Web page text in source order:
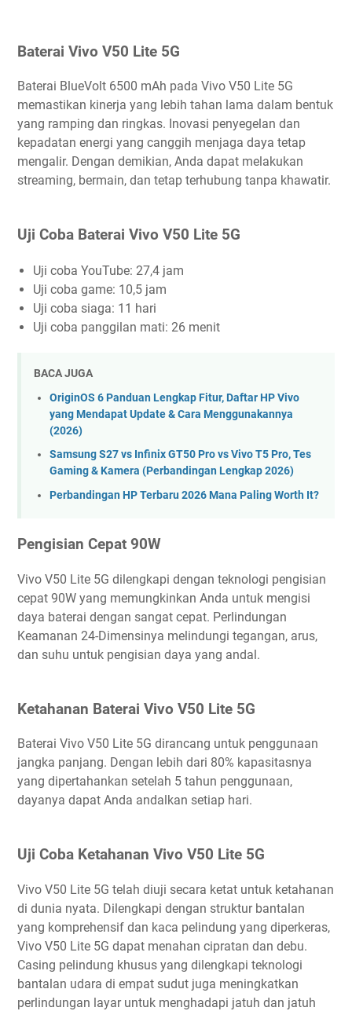
Baterai Vivo V50 Lite 5G
Baterai BlueVolt 6500 mAh pada Vivo V50 Lite 5G
memastikan kinerja yang lebih tahan lama dalam bentuk
yang ramping dan ringkas. Inovasi penyegelan dan
kepadatan energi yang canggih menjaga daya tetap
mengalir. Dengan demikian, Anda dapat melakukan
streaming, bermain, dan tetap terhubung tanpa khawatir.
Uji Coba Baterai Vivo V50 Lite 5G
Uji coba YouTube: 27,4 jam
Uji coba game: 10,5 jam
Uji coba siaga: 11 hari
Uji coba panggilan mati: 26 menit
BACA JUGA
OriginOS 6 Panduan Lengkap Fitur, Daftar HP Vivo
yang Mendapat Update & Cara Menggunakannya
(2026)
Samsung S27 vs Infinix GT50 Pro vs Vivo T5 Pro, Tes
Gaming & Kamera (Perbandingan Lengkap 2026)
Perbandingan HP Terbaru 2026 Mana Paling Worth It?
Pengisian Cepat 90W
Vivo V50 Lite 5G dilengkapi dengan teknologi pengisian
cepat 90W yang memungkinkan Anda untuk mengisi
daya baterai dengan sangat cepat. Perlindungan
Keamanan 24-Dimensinya melindungi tegangan, arus,
dan suhu untuk pengisian daya yang andal.
Ketahanan Baterai Vivo V50 Lite 5G
Baterai Vivo V50 Lite 5G dirancang untuk penggunaan
jangka panjang. Dengan lebih dari 80% kapasitasnya
yang dipertahankan setelah 5 tahun penggunaan,
dayanya dapat Anda andalkan setiap hari.
Uji Coba Ketahanan Vivo V50 Lite 5G
Vivo V50 Lite 5G telah diuji secara ketat untuk ketahanan
di dunia nyata. Dilengkapi dengan struktur bantalan
yang komprehensif dan kaca pelindung yang diperkeras,
Vivo V50 Lite 5G dapat menahan cipratan dan debu.
Casing pelindung khusus yang dilengkapi teknologi
bantalan udara di empat sudut juga meningkatkan
perlindungan layar untuk menghadapi jatuh dan jatuh